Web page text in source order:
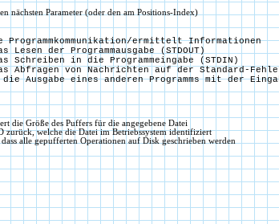
nächsten Parameter (oder den am Positions-Index)
Programmkommunikation/ermittelt Informationen
Lesen der Programmausgabe (STDOUT)
Schreiben in die Programmeingabe (STDIN)
Abfragen von Nachrichten auf der Standard-
die Größe des Puffers für die angegebene Datei
welche die Datei im Betriebssystem identifiziert
alle gepufferten Operationen auf Disk geschrieben werden